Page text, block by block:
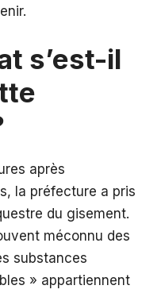
s’est-il
après
la préfecture a pris
du gisement.
méconnu des
substances
» appartiennent